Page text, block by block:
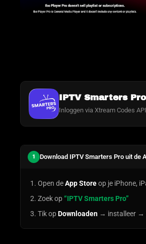
IPTV Smarters Pro
Inloggen via Xtream Codes API
1 Download IPTV Smarters Pro uit de
Open deApp Storeop je iPhone,
Zoek op“IPTV Smarters Pro”
Tik opDownloaden → installeer →